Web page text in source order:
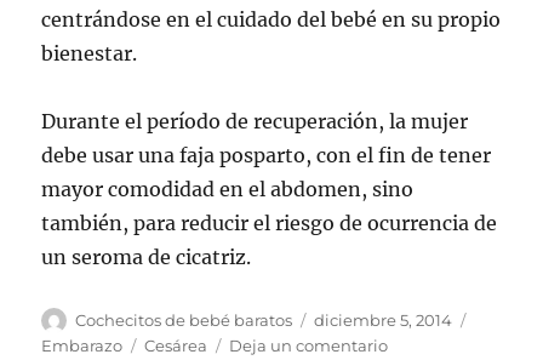
centrándose en el cuidado del bebé en su propio
bienestar.
Durante el período de recuperación, la mujer
debe usar una faja posparto, con el fin de tener
mayor comodidad en el abdomen, sino
también, para reducir el riesgo de ocurrencia de
un seroma de cicatriz.
Autor
Cochecitos de bebé baratos
Publicado
el
diciembre 5, 2014
Embarazo
Etiquetas
Cesárea Deja un comentarioen